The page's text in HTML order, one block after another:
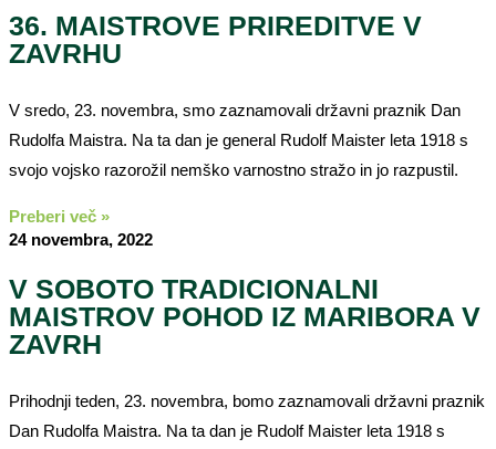
36. MAISTROVE PRIREDITVE V
ZAVRHU
V sredo, 23. novembra, smo zaznamovali državni praznik Dan
Rudolfa Maistra. Na ta dan je general Rudolf Maister leta 1918 s
svojo vojsko razorožil nemško varnostno stražo in jo razpustil.
Preberi več »
24 novembra, 2022
V SOBOTO TRADICIONALNI
MAISTROV POHOD IZ MARIBORA V
ZAVRH
Prihodnji teden, 23. novembra, bomo zaznamovali državni praznik
Dan Rudolfa Maistra. Na ta dan je Rudolf Maister leta 1918 s